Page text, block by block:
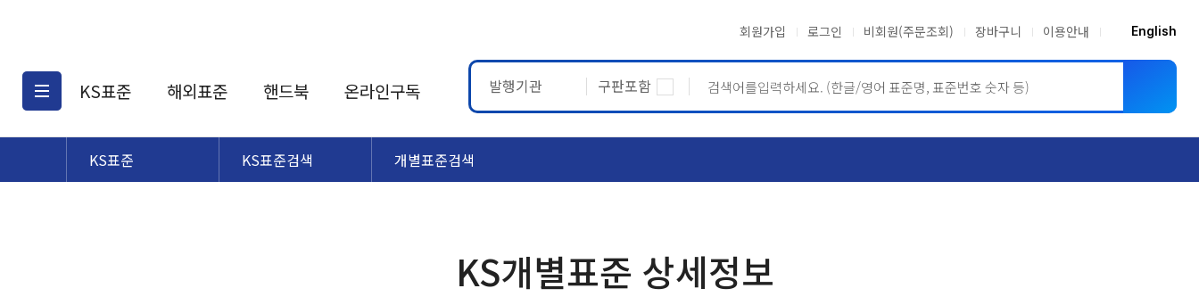
회원가입 로그인 비회원(주문조회) 장바구니 이용안내 English
KS표준
KS표준검색
해외표준
해외표준검색
핸드북 온라인구독 발행기관 구판포함
KS표준 KS표준검색 개별표준검색
KS개별표준 상세정보